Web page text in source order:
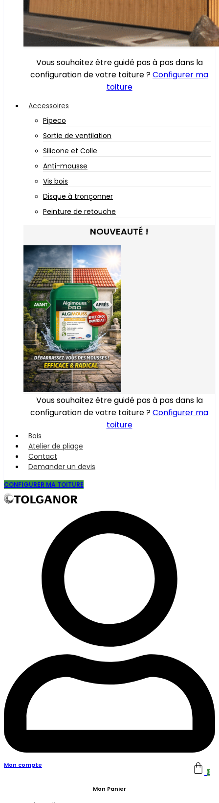
Vous souhaitez être guidé pas à pas dans la
configuration de votre toiture ?Configurer ma
toiture
Accessoires
Pipeco
Sortie de ventilation
Silicone et Colle
Anti-mousse
Vis bois
Disque à tronçonner
Peinture de retouche
NOUVEAUTÉ !
Vous souhaitez être guidé pas à pas dans la
configuration de votre toiture ?Configurer ma
toiture
Bois
Atelier de pliage
Contact
Demander un devis
CONFIGURER MA TOITURE
Mon compte
0
Mon Panier